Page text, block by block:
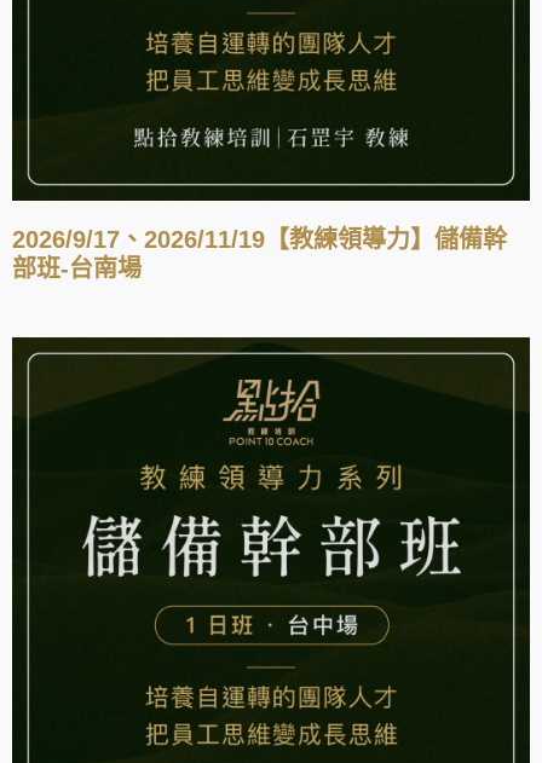
2026/9/17、2026/11/19【教練領導力】儲備幹
部班-台南場